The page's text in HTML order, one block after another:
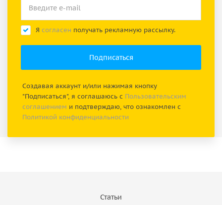
Я согласен получать рекламную рассылку.
Создавая аккаунт и/или нажимая кнопку
"Подписаться", я соглашаюсь с Пользовательским
соглашением и подтверждаю, что ознакомлен с
Политикой конфиденциальности
Статьи